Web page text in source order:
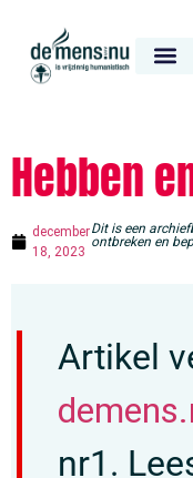
Hebben
december
18, 2023
Dit is een
ontbreken en
Artikel
nr1.